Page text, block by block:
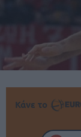
Κάνε το